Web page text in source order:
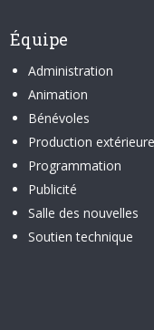
Équipe
Administration
Animation
Bénévoles
Production extérieure
Programmation
Publicité
Salle des nouvelles
Soutien technique